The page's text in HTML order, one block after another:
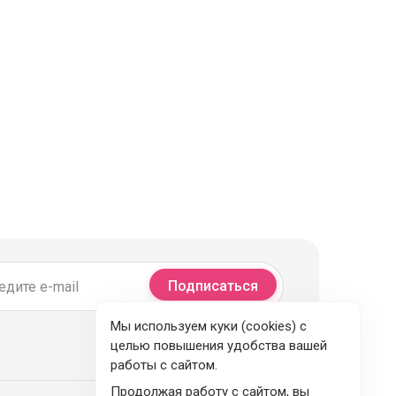
Подписаться
Мы используем куки (cookies) с
целью повышения удобства вашей
работы с сайтом.
Продолжая работу с сайтом, вы